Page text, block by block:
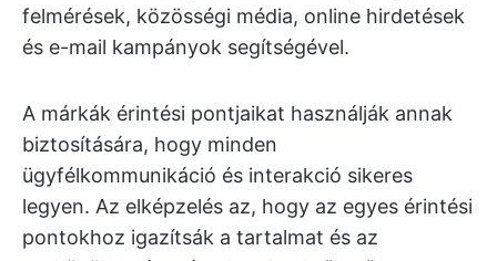
felmérések, közösségi média, online hirdetések
és e-mail kampányok segítségével.
A márkák érintési pontjaikat használják annak
biztosítására, hogy minden
ügyfélkommunikáció és interakció sikeres
legyen. Az elképzelés az, hogy az egyes érintési
pontokhoz igazítsák a tartalmat és az